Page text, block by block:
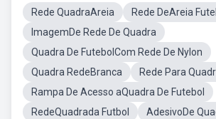
Rede QuadraAreia
Rede DeAreia
ImagemDe Rede De Quadra
Quadra De FutebolCom Rede De Nylon
Quadra RedeBranca
Rede Para
Rampa De Acesso aQuadra De Futebol
RedeQuadrada Futbol
AdesivoDe